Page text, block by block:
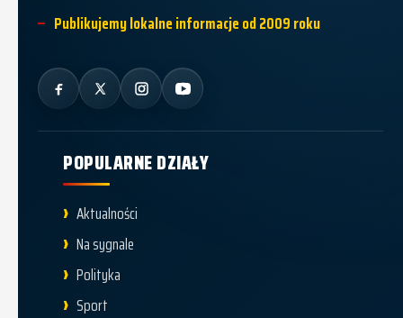
Publikujemy lokalne informacje od 2009 roku
POPULARNE DZIAŁY
Aktualności
Na sygnale
Polityka
Sport